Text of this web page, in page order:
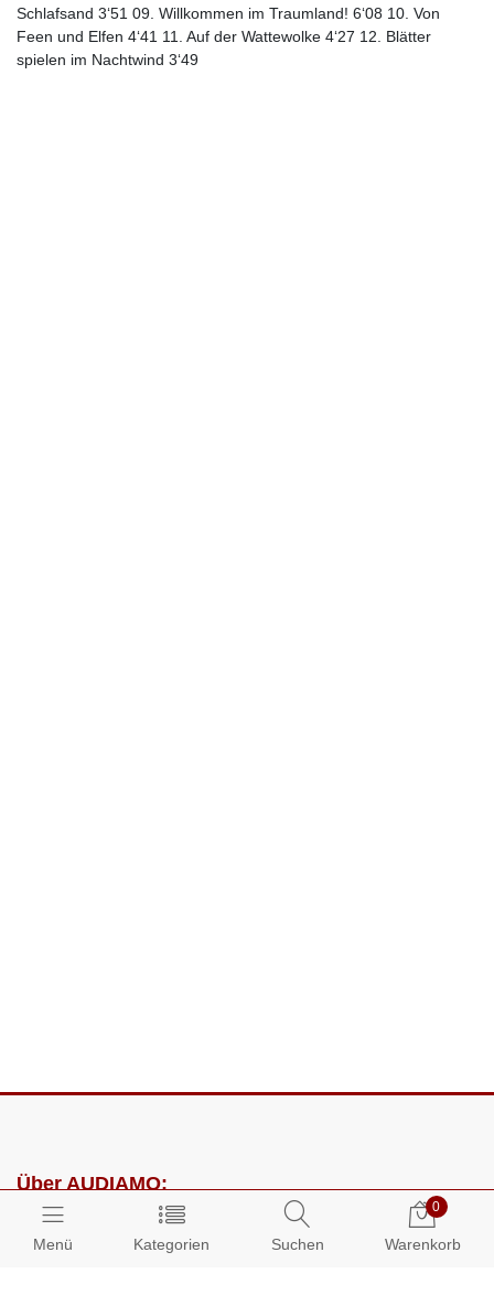
Menü Kategorien Suchen
0
Warenkorb
Schlafsand 3‘51 09. Willkommen im Traumland! 6‘08 10. Von
Feen und Elfen 4‘41 11. Auf der Wattewolke 4‘27 12. Blätter
spielen im Nachtwind 3‘49
Über AUDIAMO:
Impressum